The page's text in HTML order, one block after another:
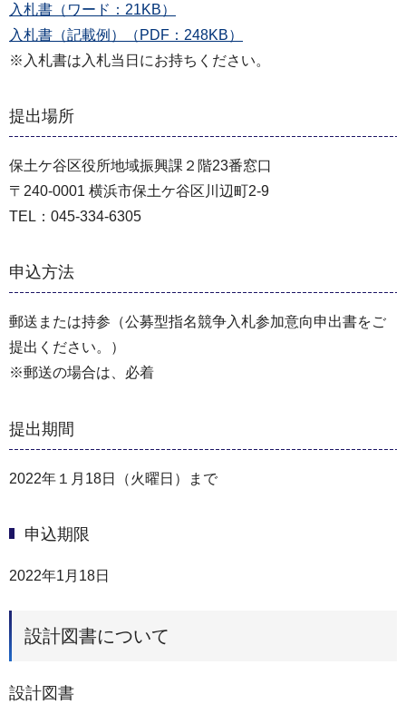
入札書（ワード：21KB）
入札書（記載例）（PDF：248KB）
※入札書は入札当日にお持ちください。
提出場所
保土ケ谷区役所地域振興課２階23番窓口
〒240-0001 横浜市保土ケ谷区川辺町2-9
TEL：045-334-6305
申込方法
郵送または持参（公募型指名競争入札参加意向申出書をご
提出ください。）
※郵送の場合は、必着
提出期間
2022年１月18日（火曜日）まで
申込期限
2022年1月18日
設計図書について
設計図書